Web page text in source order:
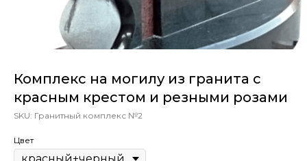
Комплекс на могилу из гранита с
красным крестом и резными розами
SKU: Гранитный комплекс №2
Цвет